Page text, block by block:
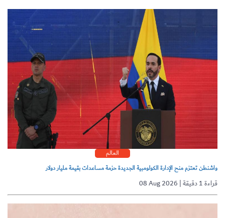
العالم
واشنطن تعتزم منح الإدارة الكولومبية الجديدة حزمة مساعدات بقيمة مليار دولار
08 Aug 2026 | قراءة 1 دقيقة